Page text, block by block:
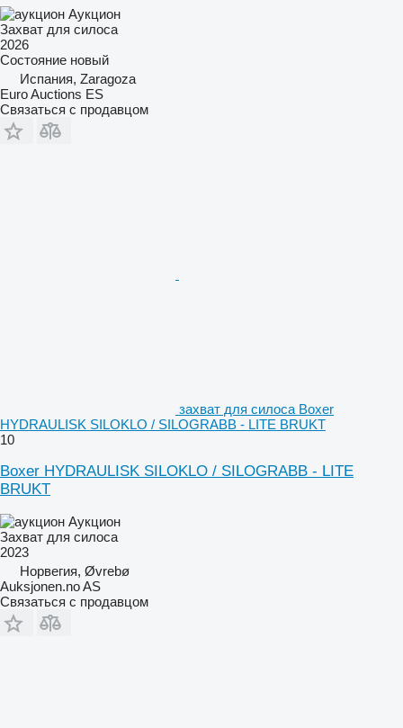
Аукцион
Захват для силоса
2026
Состояние новый
Испания, Zaragoza
Euro Auctions ES
Связаться с продавцом
захват для силоса Boxer
HYDRAULISK SILOKLO / SILOGRABB - LITE BRUKT
10
Boxer HYDRAULISK SILOKLO / SILOGRABB - LITE
BRUKT
Аукцион
Захват для силоса
2023
Норвегия, Øvrebø
Auksjonen.no AS
Связаться с продавцом